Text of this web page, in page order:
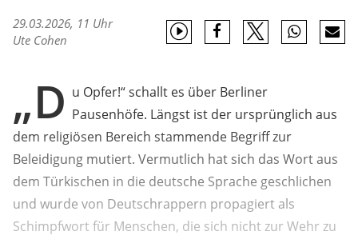
29.03.2026, 11 Uhr
Ute Cohen
„D u Opfer!“ schallt es über Berliner
Pausenhöfe. Längst ist der ursprünglich aus
dem religiösen Bereich stammende Begriff zur
Beleidigung mutiert. Vermutlich hat sich das Wort aus
dem Türkischen in die deutsche Sprache geschlichen
und wurde von Deutschrappern propagiert als
Schimpfwort für Menschen, die sich nicht zur Wehr zu